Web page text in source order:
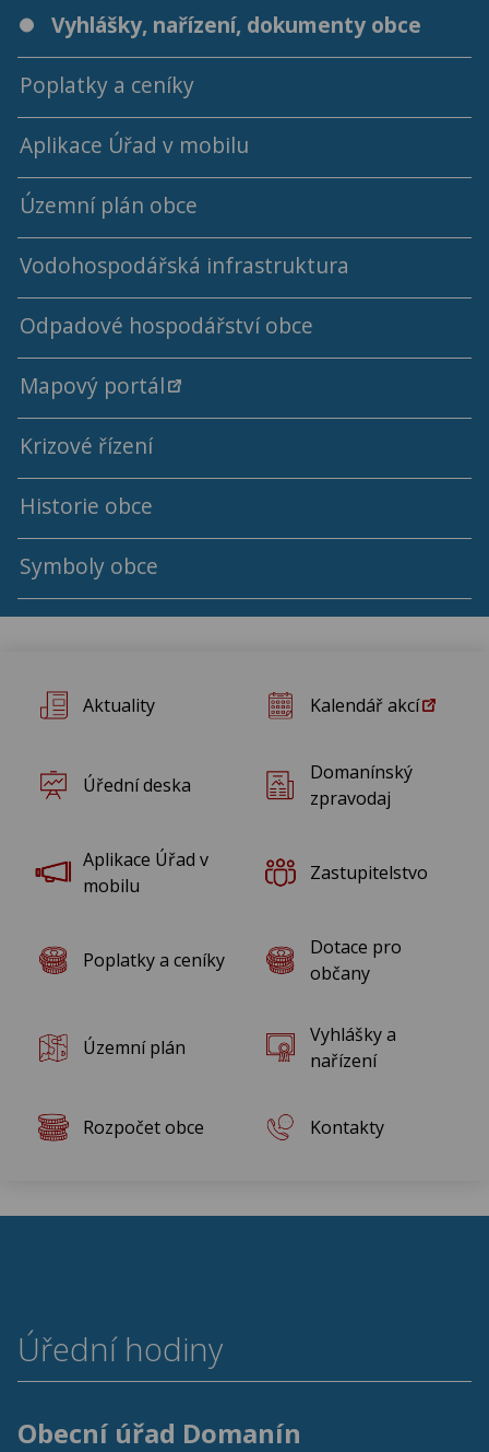
Střednědobý výhled rozpočtu
Rok 2026
Rok 2025
Rok 2024
Rok 2023
Rok 2022
Rok 2021
Rok 2020
Rok 2019
Rok 2018
Rok 2017
Rok 2014
Rok 2013
Rok 2011
Rok 2010
Vyhlášky, nařízení, dokumenty obce
Poplatky a ceníky
Aplikace Úřad v mobilu
Územní plán obce
Vodohospodářská infrastruktura
Ceny a kalkulace vodného a stočného
Výsledky rozborů pitné vody
Odpadové hospodářství obce
Mapový portál
Krizové řízení
Historie obce
Symboly obce
Aktuality Kalendář akcí
Úřední deska
Domanínský
zpravodaj
Aplikace Úřad v
mobilu
Zastupitelstvo
Poplatky a ceníky
Dotace pro
občany
Územní plán
Vyhlášky a
nařízení
Rozpočet obce Kontakty
Úřední hodiny
Obecní úřad Domanín